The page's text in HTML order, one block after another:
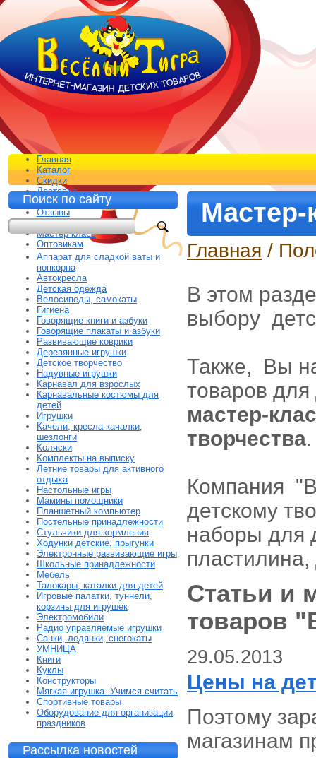
Главная
Каталог
Скидки
Доставка
Контакты
Отзывы
Распродажа*
Мастер класс
Оптовикам
Мастер-
Главная /
В этом
выбору
Также, Вы
товаров для
мастер-
творчества.
Компания
детскому
наборы для
Cтатьи и
товаров
29.05.2013
Цены на
Поэтому
магазинам
Поиск по сайту
Аппарат для сладкой ваты и
попкорна
Автокресла
Детская одежда
Велосипеды, самокаты
Гигиена
Говорящие книги и азбуки
Говорящие плакаты и азбуки
Развивающие коврики
Деревянные игрушки
Детское творчество
Надувные игрушки
Карнавал для взрослых
Карнавальные костюмы для
детей
Игрушки
Качели, кресла-качалки,
шезлонги
Коляски
Комплекты на выписку
Летние товары для активного
отдыха
Настольные игры
Мамины помощники
Планшетный компьютер
Постельные принадлежности
Стульчики для кормления
Ходунки детские, прыгунки
Электронные развивающие игры
Школьные принадлежности
Мебель
Талокары, каталки для детей
Игровые палатки, туннели,
корзины для игрушек
Электромобили
Радио управляемые игрушки
Санки, ледянки, снегокаты
УМНИЦА
Книги
Куклы
Конструкторы
Мягкая игрушка. Учимся считать
Спортивные товары
Оборудование для организации
праздников
Рассылка новостей